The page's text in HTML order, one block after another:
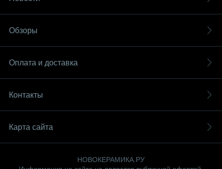
Обзоры
Оплата и доставка
Контакты
Карта сайта
НОВОКЕРАМИКА.РУ